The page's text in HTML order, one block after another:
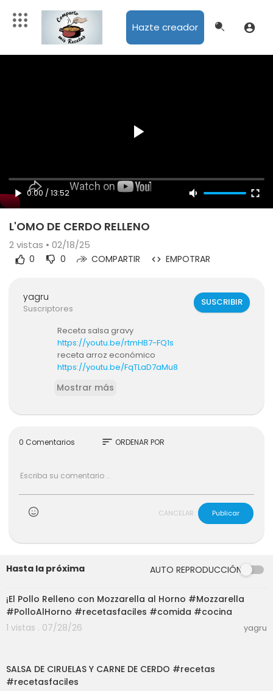
Hazte creador
0:00 /13:52
L'OMO DE CERDO RELLENO
2vistas • 02/18/25
0 0 COMPARTIR EMPOTRAR
yagru
Suscriptores
SUSCRIBIR
Receta salsa gravy
https://youtu.be/rtmHB7-FQ1s
receta arroz económico
https://youtu.be/FqTLaD7aMu8
Mostrar más
0 Comentarios sort ORDENAR POR
CANCELAR Publicar
Hasta la próxima AUTO REPRODUCCIÓN
03:00
¡El Pollo Relleno con Mozzarella al Horno #Mozzarella
#PolloAlHorno #recetasfaciles #comida #cocina
1 vistas . 07/28/26
yagru
SALSA DE CIRUELAS Y CARNE DE CERDO #recetas
#recetasfaciles